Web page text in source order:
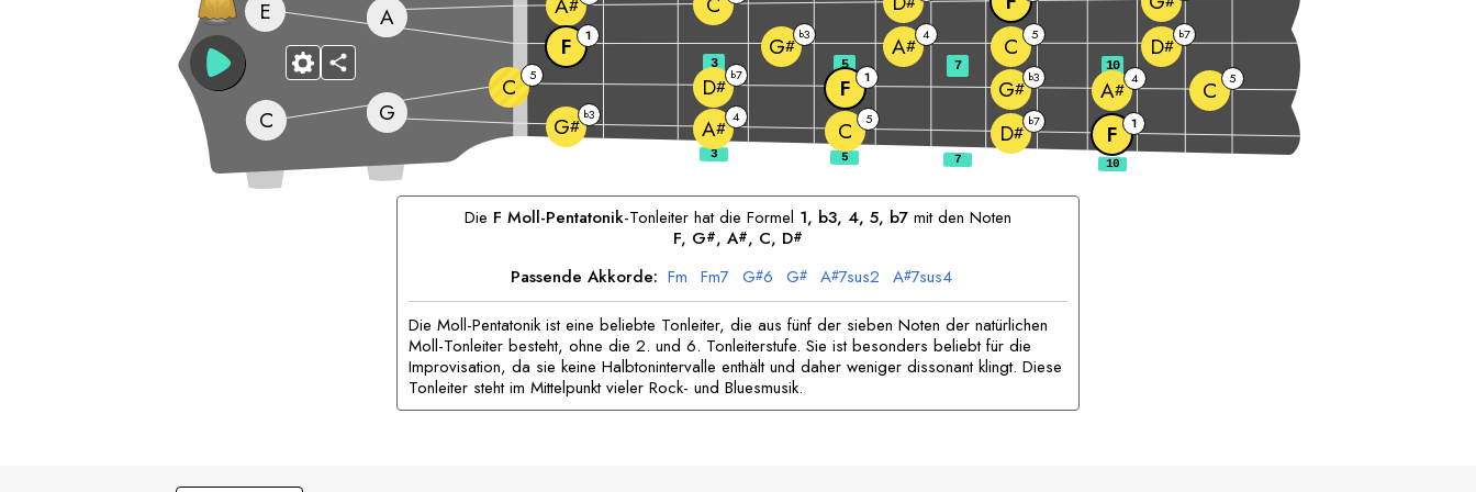
G G#
b3
A# 4 C 5
D#
b7 F 1
C
C 5 D#
b7 F 1 G#
b3 A# 4 C 5
E
F
1 G#
b3 A# 4 C 5 D#
b7
A #
3 5 7 10
Die F Moll-Pentatonik-Tonleiter hat die Formel 1, b3, 4, 5, b7 mit den Noten
F, G#, A#, C, D#
Passende Akkorde: Fm Fm7 G#6 G# A#7sus2 A#7sus4
Die Moll-Pentatonik ist eine beliebte Tonleiter, die aus fünf der sieben Noten der natürlichen
Moll-Tonleiter besteht, ohne die 2. und 6. Tonleiterstufe. Sie ist besonders beliebt für die
Improvisation, da sie keine Halbtonintervalle enthält und daher weniger dissonant klingt. Diese
Tonleiter steht im Mittelpunkt vieler Rock- und Bluesmusik.